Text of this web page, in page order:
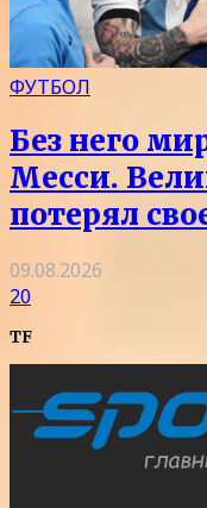
ФУТБОЛ
Без него
Месси.
потерял
09.08.2026
20
TF